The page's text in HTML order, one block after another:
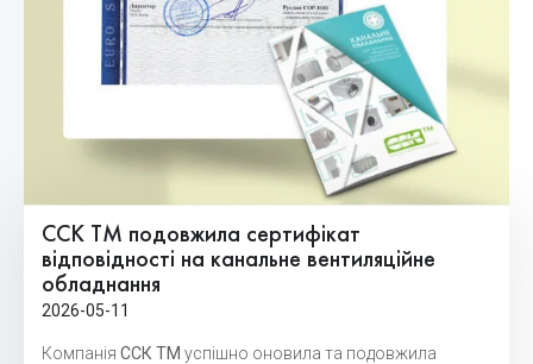
ССК ТМ подовжила сертифікат
відповідності на канальне вентиляційне
обладнання
2026-05-11
Компанія ССК ТМ успішно оновила та подовжила